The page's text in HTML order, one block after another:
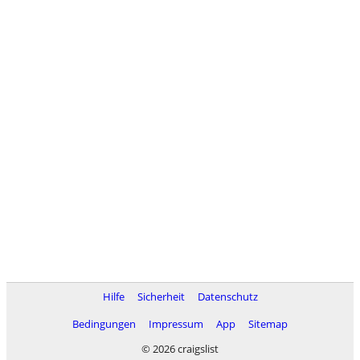
Hilfe Sicherheit
Datenschutz
Bedingungen
Impressum App
Sitemap
© 2026 craigslist